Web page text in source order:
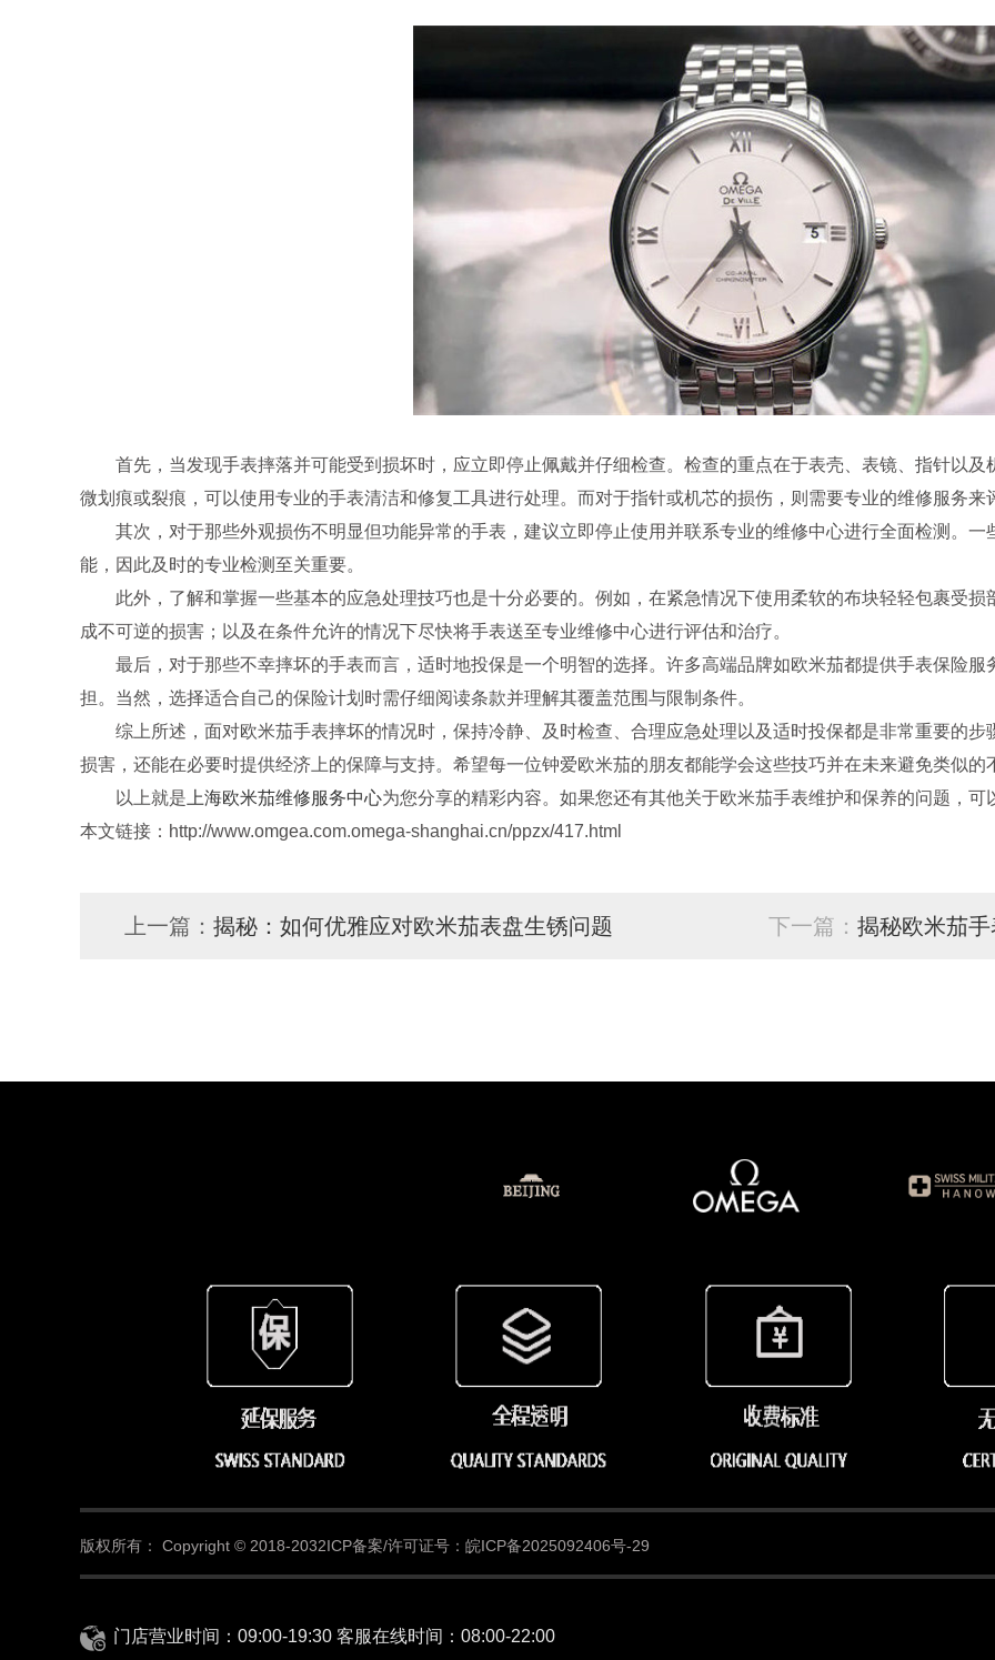
首先，当发现手表摔落并可能受到损坏时，应立即停止佩戴并仔细检查。检查的重点在于表壳、表镜、指针以及
微划痕或裂痕，可以使用专业的手表清洁和修复工具进行处理。而对于指针或机芯的损伤，则需要专业的维修服务来
其次，对于那些外观损伤不明显但功能异常的手表，建议立即停止使用并联系专业的维修中心进行全面检测。一
能，因此及时的专业检测至关重要。
此外，了解和掌握一些基本的应急处理技巧也是十分必要的。例如，在紧急情况下使用柔软的布块轻轻包裹受损
成不可逆的损害；以及在条件允许的情况下尽快将手表送至专业维修中心进行评估和治疗。
最后，对于那些不幸摔坏的手表而言，适时地投保是一个明智的选择。许多高端品牌如欧米茄都提供手表保险服
担。当然，选择适合自己的保险计划时需仔细阅读条款并理解其覆盖范围与限制条件。
综上所述，面对欧米茄手表摔坏的情况时，保持冷静、及时检查、合理应急处理以及适时投保都是非常重要的步
损害，还能在必要时提供经济上的保障与支持。希望每一位钟爱欧米茄的朋友都能学会这些技巧并在未来避免类似的
以上就是 上海欧米茄维修服务中心为您分享的精彩内容。如果您还有其他关于欧米茄手表维护和保养的问题，
本文链接：http://www.omgea.com.omega-shanghai.cn/ppzx/417.html
上一篇： 揭秘：如何优雅应对欧米茄表盘生锈问题 下一篇： 揭秘欧米茄
版权所有： Copyright © 2018-2032ICP备案/许可证号：皖ICP备2025092406号-29
门店营业时间：09:00-19:30 客服在线时间：08:00-22:00